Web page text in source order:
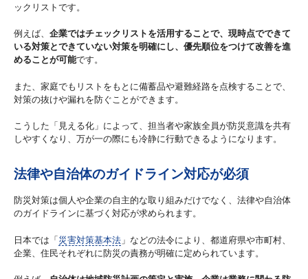
ックリストです。
例えば、 企業ではチェックリストを活用することで、現時点でできて
いる対策とできていない対策を明確にし、優先順位をつけて改善を進
めることが可能です。
また、家庭でもリストをもとに備蓄品や避難経路を点検することで、
対策の抜けや漏れを防ぐことができます。
こうした「見える化」によって、担当者や家族全員が防災意識を共有
しやすくなり、万が一の際にも冷静に行動できるようになります。
法律や自治体のガイドライン対応が必須
防災対策は個人や企業の自主的な取り組みだけでなく、法律や自治体
のガイドラインに基づく対応が求められます。
日本では「災害対策基本法 」などの法令により、都道府県や市町村、
企業、住民それぞれに防災の責務が明確に定められています。